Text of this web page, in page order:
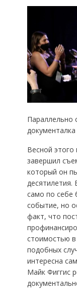
Параллельно
Весной
завершил
который он
десятилетия.
само по себе
событие, но
факт, что
стоимостью
подобных
интересна
Майк Фиггис